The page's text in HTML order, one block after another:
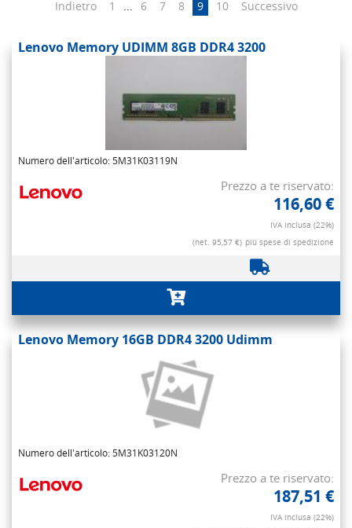
Indietro 1 ... 6 7 8 9 10 Successivo
Lenovo Memory UDIMM 8GB DDR4 3200
Numero dell'articolo: 5M31K03119N
Prezzo a te riservato:
116,60 €
IVA inclusa (22%)
(net. 95,57 €) più spese di spedizione
Lenovo Memory 16GB DDR4 3200 Udimm
Numero dell'articolo: 5M31K03120N
Prezzo a te riservato:
187,51 €
IVA inclusa (22%)